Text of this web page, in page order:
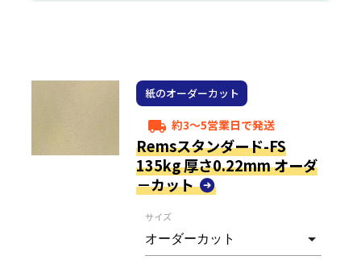
紙のオーダーカット
local_shipping 約3～5営業日で発送
Remsスタンダード-FS
135kg 厚さ0.22mm オーダ
－カット
サイズ